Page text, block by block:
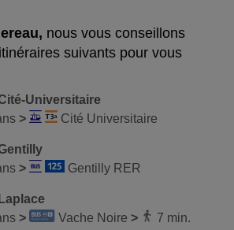
nous vous conseillons
suivants pour vous
Universitaire
> Cité Universitaire
> Gentilly RER
> Vache Noire> 7 min.